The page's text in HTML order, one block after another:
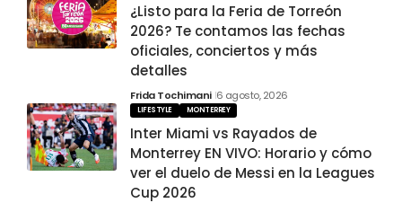
¿Listo para la Feria de Torreón
2026? Te contamos las fechas
oficiales, conciertos y más
detalles
Frida Tochimani 6 agosto, 2026
LIFESTYLE MONTERREY
Inter Miami vs Rayados de
Monterrey EN VIVO: Horario y cómo
ver el duelo de Messi en la Leagues
Cup 2026